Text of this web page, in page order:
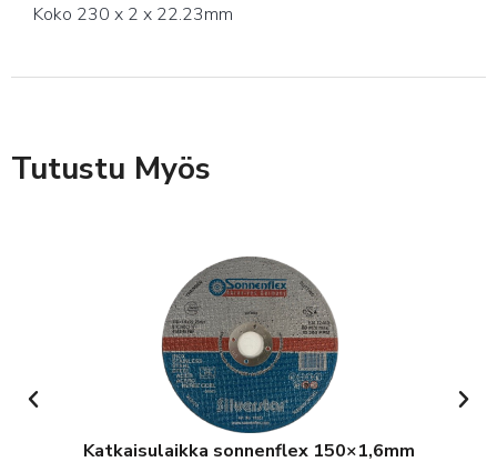
Koko 230 x 2 x 22.23mm
Tutustu Myös
Katkaisulaikka sonnenflex 150×1,6mm